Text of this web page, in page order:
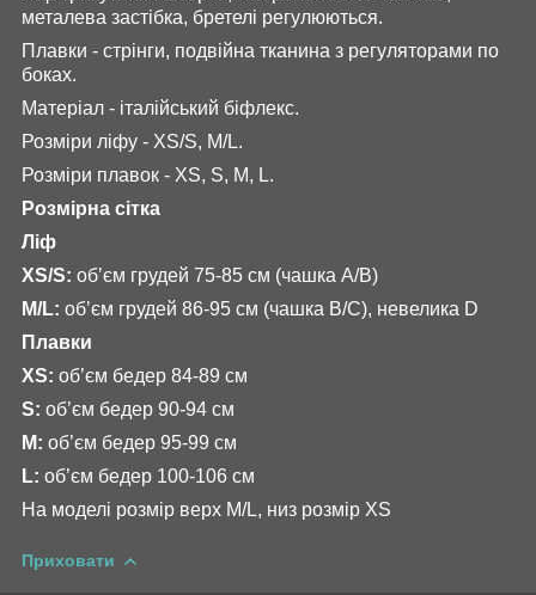
металева застібка, бретелі регулюються.
Плавки - стрінги, подвійна тканина з регуляторами по
боках.
Матеріал - італійський біфлекс.
Розміри ліфу - XS/S, M/L.
Розміри плавок - XS, S, M, L.
Розмірна сітка
Ліф
XS/S: обʼєм грудей 75-85 см (чашка А/В)
M/L: обʼєм грудей 86-95 см (чашка В/С), невелика D
Плавки
XS: об’єм бедер 84-89 см
S: об’єм бедер 90-94 см
М: об’єм бедер 95-99 см
L: об’єм бедер 100-106 см
На моделі розмір верх M/L, низ розмір XS
Приховати